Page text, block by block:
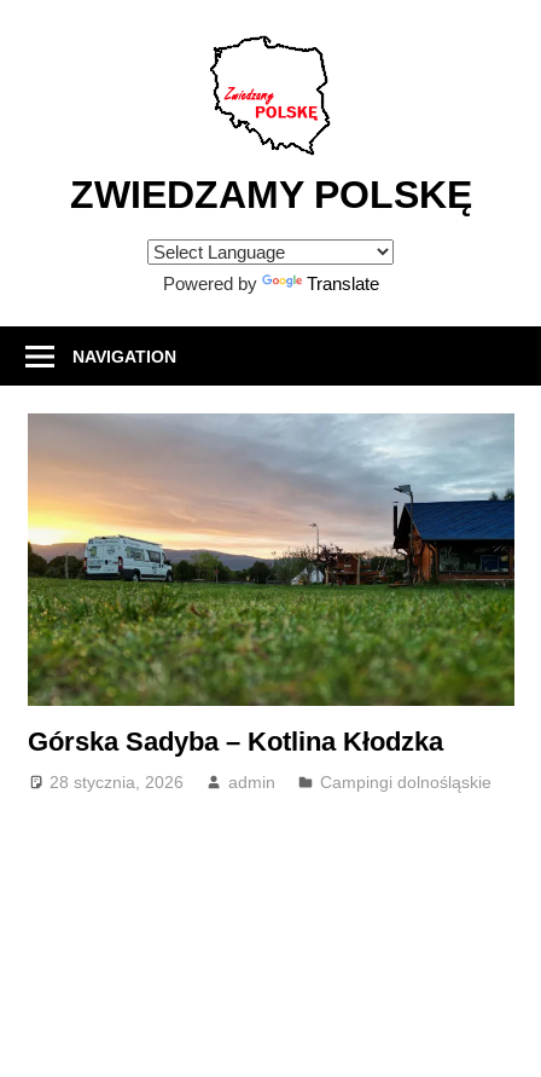
ZWIEDZAMY POLSKĘ
Powered by Translate
NAVIGATION
Górska Sadyba – Kotlina Kłodzka
28 stycznia, 2026 admin Campingi dolnośląskie